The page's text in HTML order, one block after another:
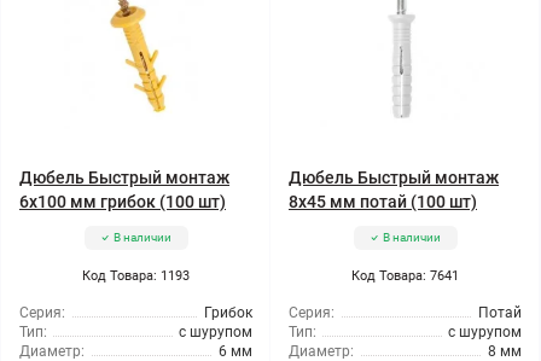
Дюбель Быстрый монтаж
6x100 мм грибок (100 шт)
В наличии
Код Товара: 1193
Серия:
Грибок
Тип:
с шурупом
Диаметр:
6 мм
Дюбель Быстрый монтаж
8x45 мм потай (100 шт)
В наличии
Код Товара: 7641
Серия:
Потай
Тип:
с шурупом
Диаметр:
8 мм